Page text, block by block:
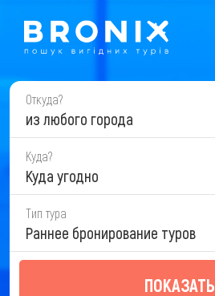
Откуда?
из любого города
Куда?
Куда угодно
Тип тура
Раннее бронирование туров
ПОКАЗАТЬ